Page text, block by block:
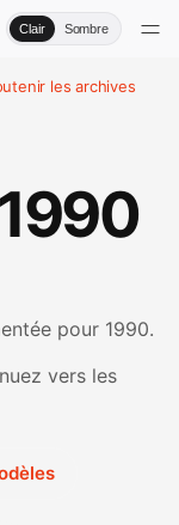
Clair Sombre
les archives
pour 1990.
vers les